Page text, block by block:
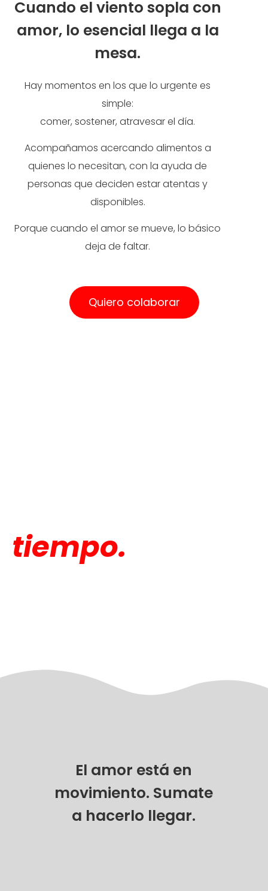
Cuando el viento sopla con
amor, lo esencial llega a la
mesa.
Hay momentos en los que lo urgente es
simple:
comer, sostener, atravesar el día.
Acompañamos acercando alimentos a
quienes lo necesitan, con la ayuda de
personas que deciden estar atentas y
disponibles.
Porque cuando el amor se mueve, lo básico
deja de faltar.
Quiero colaborar
simple
El amor está en
movimiento. Sumate
a hacerlo llegar.